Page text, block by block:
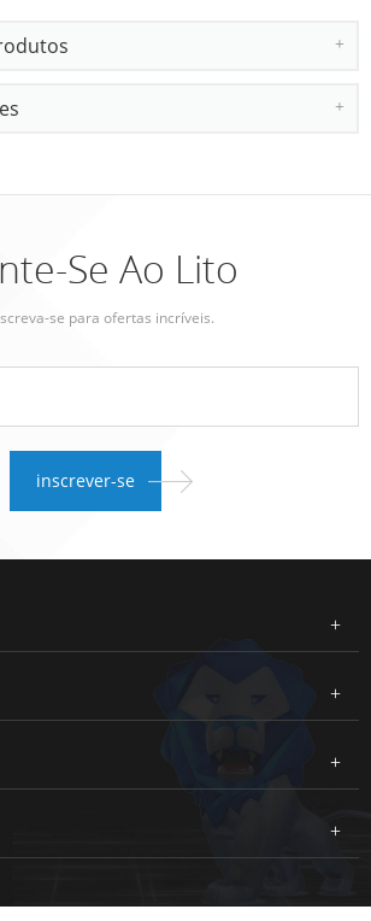
Se Ao Lito
se para ofertas incríveis.